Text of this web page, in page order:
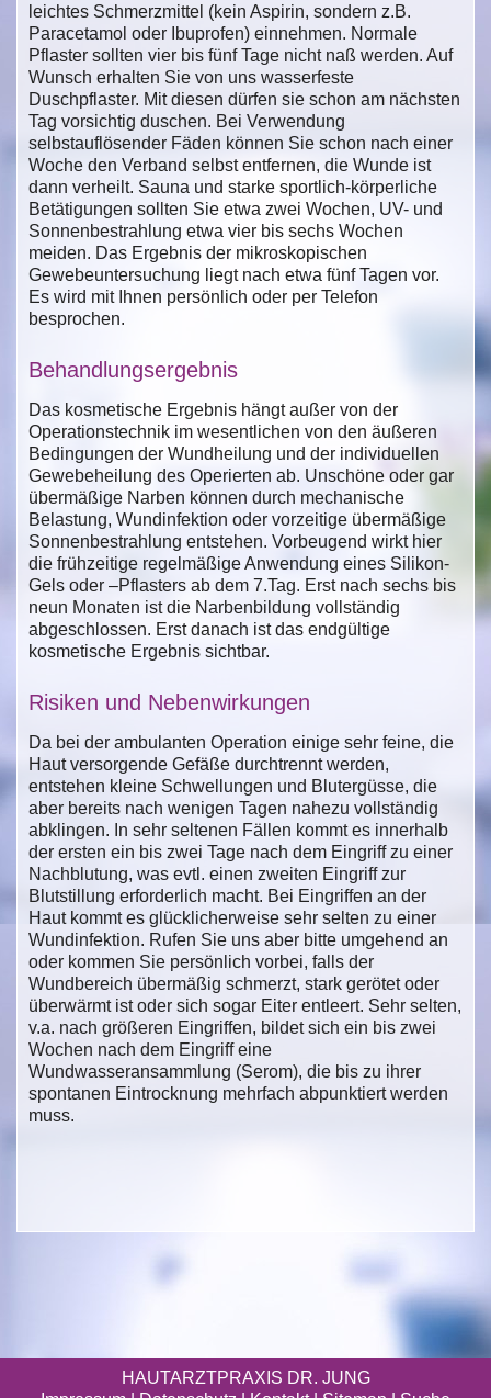
leichtes Schmerzmittel (kein Aspirin, sondern z.B.
Paracetamol oder Ibuprofen) einnehmen. Normale
Pflaster sollten vier bis fünf Tage nicht naß werden. Auf
Wunsch erhalten Sie von uns wasserfeste
Duschpflaster. Mit diesen dürfen sie schon am nächsten
Tag vorsichtig duschen. Bei Verwendung
selbstauflösender Fäden können Sie schon nach einer
Woche den Verband selbst entfernen, die Wunde ist
dann verheilt. Sauna und starke sportlich-körperliche
Betätigungen sollten Sie etwa zwei Wochen, UV- und
Sonnenbestrahlung etwa vier bis sechs Wochen
meiden. Das Ergebnis der mikroskopischen
Gewebeuntersuchung liegt nach etwa fünf Tagen vor.
Es wird mit Ihnen persönlich oder per Telefon
besprochen.
Behandlungsergebnis
Das kosmetische Ergebnis hängt außer von der
Operationstechnik im wesentlichen von den äußeren
Bedingungen der Wundheilung und der individuellen
Gewebeheilung des Operierten ab. Unschöne oder gar
übermäßige Narben können durch mechanische
Belastung, Wundinfektion oder vorzeitige übermäßige
Sonnenbestrahlung entstehen. Vorbeugend wirkt hier
die frühzeitige regelmäßige Anwendung eines Silikon-
Gels oder –Pflasters ab dem 7.Tag. Erst nach sechs bis
neun Monaten ist die Narbenbildung vollständig
abgeschlossen. Erst danach ist das endgültige
kosmetische Ergebnis sichtbar.
Risiken und Nebenwirkungen
Da bei der ambulanten Operation einige sehr feine, die
Haut versorgende Gefäße durchtrennt werden,
entstehen kleine Schwellungen und Blutergüsse, die
aber bereits nach wenigen Tagen nahezu vollständig
abklingen. In sehr seltenen Fällen kommt es innerhalb
der ersten ein bis zwei Tage nach dem Eingriff zu einer
Nachblutung, was evtl. einen zweiten Eingriff zur
Blutstillung erforderlich macht. Bei Eingriffen an der
Haut kommt es glücklicherweise sehr selten zu einer
Wundinfektion. Rufen Sie uns aber bitte umgehend an
oder kommen Sie persönlich vorbei, falls der
Wundbereich übermäßig schmerzt, stark gerötet oder
überwärmt ist oder sich sogar Eiter entleert. Sehr selten,
v.a. nach größeren Eingriffen, bildet sich ein bis zwei
Wochen nach dem Eingriff eine
Wundwasseransammlung (Serom), die bis zu ihrer
spontanen Eintrocknung mehrfach abpunktiert werden
muss.
HAUTARZTPRAXIS DR. JUNG